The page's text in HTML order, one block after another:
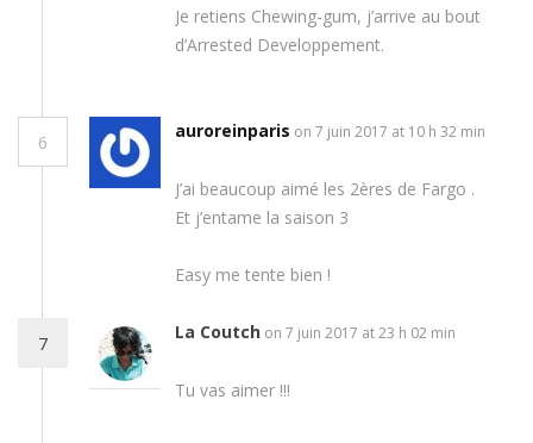
Je retiens Chewing-gum, j’arrive au bout
d’Arrested Developpement.
6
auroreinparis on 7 juin 2017 at 10 h 32 min
J’ai beaucoup aimé les 2ères de Fargo .
Et j’entame la saison 3
Easy me tente bien !
7
La Coutch on 7 juin 2017 at 23 h 02 min
Tu vas aimer !!!